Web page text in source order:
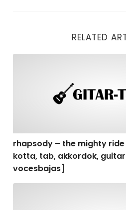
RELATED
rhapsody – the mighty
kotta, tab, akkordok,
vocesbajas]